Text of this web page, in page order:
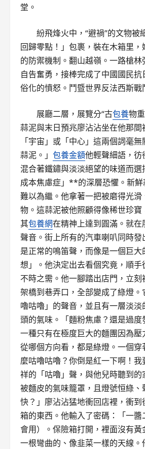
堂。
紛飛烽火中，“避禍”的文物
回歸零點！」包裹，裝在木箱里，
的防禦機制。翻山越嶺。一路槍
自告奮勇，接棒完成了中國國民
俗化的憤怒。鬥暨世界反法西斯
展廳二層，展覽分“古包養物
蒜泥與末日預兆廖沾沾坐在他那
「宇宙」或「中心」這兩個詞毫
蒜泥。」 包養金額他輕聲細語，
混合著鐵鏽與淡淡絕望的味道而
成本焦慮症」**的深層恐懼。新
難以為繼。他拿著一把被磨得光
物。這蒜泥被他照顧得像稀世珍
其包養網在精神上達到圓滿。就
聲音。街上所有的汽車喇叭同時
是正常的鳴笛聲，而像是一個巨大
想」。他決定出去看個究竟，順
不時之需。他一腳踏出店門，立
架橋到巷弄口，全部變成了綠燈
嚕咕嚕」的聲音，並且有一層淡
頭的氣味。「麵粉焦慮？還是過
一種只有在極度巨大的麵團因為
從哪個方向看，都是綠燈。一個
麼咕嚕咕嚕？你倒是紅一下啊！
祥的「咕嚕」聲，與他兒時聽到
被麵皮的氣味籠罩，且燈號恒綠
快？」廖沾沾猛地衝回店裡，衝
箱的東西。他輸入了密碼：「一
會用）。保險箱打開，裡面沒有
一根彎曲的、像韭菜一樣的天線。